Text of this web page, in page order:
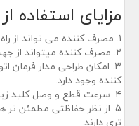
مزایای استفاده
۱. مصرف کننده می تواند از راه دور کنترل می شود.
۲. مصرف کننده میتواند از جهت کنترل از چندین مکان استفاده کند.
۳. امکان طراحی مدار
کننده وجود دارد.
۴. سرعت قطع و وصل کلید زیاد و استهلاک آن کم است.
۵. از نظر حفاظتی مطمئن
تری دارند.